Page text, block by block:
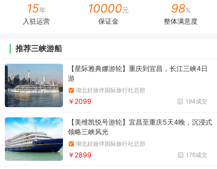
15年
入驻运营
10000元
保证金
98%
整体满意度
推荐三峡游船
【星际雅典娜游轮】重庆到宜昌，长江三峡4日
游
湖北好旅伴国际旅行社总部
194成交
￥2099
【美维凯悦号游轮】宜昌至重庆5天4晚，沉浸式
领略三峡风光
湖北好旅伴国际旅行社总部
176成交
￥2899